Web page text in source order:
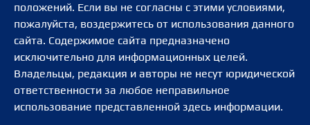
положений. Если вы не согласны с этими условиями,
пожалуйста, воздержитесь от использования данного
сайта. Содержимое сайта предназначено
исключительно для информационных целей.
Владельцы, редакция и авторы не несут юридической
ответственности за любое неправильное
использование представленной здесь информации.